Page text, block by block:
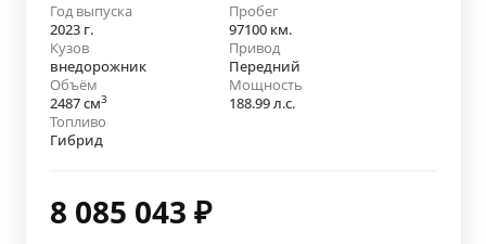
Год выпуска
2023 г.
Пробег
97100 км.
Кузов
внедорожник
Привод
Передний
Объём
2487 см3
Мощность
188.99 л.с.
Топливо
Гибрид
8 085 043 ₽